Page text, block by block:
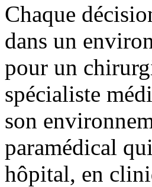
Chaque
dans un
pour un
spécialiste
son
paramédical
hôpital, en